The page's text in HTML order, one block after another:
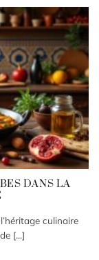
DANS LA
culinaire
[...]